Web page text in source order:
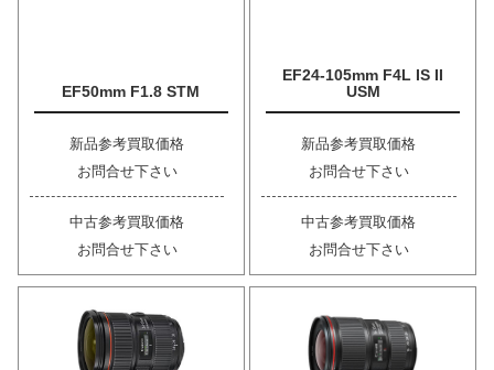
EF50mm F1.8 STM
新品参考買取価格
お問合せ下さい
中古参考買取価格
お問合せ下さい
EF24-105mm F4L IS II
USM
新品参考買取価格
お問合せ下さい
中古参考買取価格
お問合せ下さい